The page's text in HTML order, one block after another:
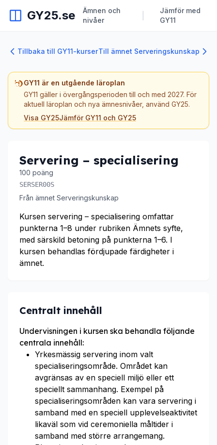
GY25.se
Ämnen och
nivåer
Jämför med
GY11
Tillbaka till GY11-kurserTill ämnet Serveringskunskap
GY11 är en utgående läroplan
GY11 gäller i övergångsperioden till och med 2027. För
aktuell läroplan och nya ämnesnivåer, använd GY25.
Visa GY25Jämför GY11 och GY25
Servering – specialisering
100 poäng
SERSER00S
Från ämnet Serveringskunskap
Kursen servering – specialisering omfattar
punkterna 1–8 under rubriken Ämnets syfte,
med särskild betoning på punkterna 1–6. I
kursen behandlas fördjupade färdigheter i
ämnet.
Centralt innehåll
Undervisningen i kursen ska behandla följande
centrala innehåll:
Yrkesmässig servering inom valt
specialiseringsområde. Området kan
avgränsas av en speciell miljö eller ett
speciellt sammanhang. Exempel på
specialiseringsområden kan vara servering i
samband med en speciell upplevelseaktivitet
likaväl som vid ceremoniella måltider i
samband med större arrangemang.